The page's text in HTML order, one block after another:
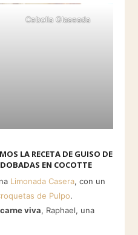
Cebolla Glaseada
LA RECETA DE GUISO DE
EN COCOTTE
Limonada Casera, con un
de Pulpo.
viva, Raphael, una